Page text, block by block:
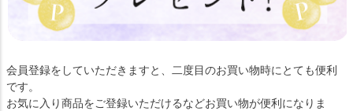
会員登録をしていただきますと、二度目のお買い物時にとても便利
です。
お気に入り商品をご登録いただけるなどお買い物が便利になりま